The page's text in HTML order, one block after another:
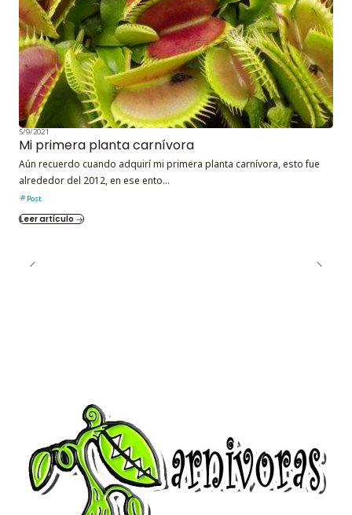
5/9/2021
Mi primera planta carnívora
Aún recuerdo cuando adquirí mi primera planta carnívora, esto fue
alrededor del 2012, en ese ento...
Post
Leer artículo